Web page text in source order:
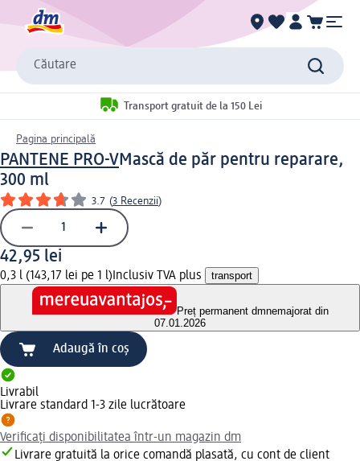
Căutare
Transport gratuit de la 150 Lei
Pagina principală
PANTENE PRO-VMască de păr pentru reparare,
300 ml
3.7 (3 Recenzii)
42,95 lei
0,3 l (143,17 lei pe 1 l) Inclusiv TVA plus transport
Preț permanent dmnemajorat din
07.01.2026
Adaugă în coș
Livrabil
Livrare standard 1-3 zile lucrătoare
Verificați disponibilitatea într-un magazin dm
Livrare gratuită la orice comandă plasată, cu cont de client